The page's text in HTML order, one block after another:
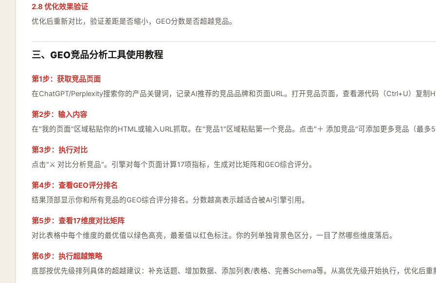
2.8 优化效果验证
优化后重新对比，验证差距是否缩小，GEO分数是否超越竞品。
三、GEO竞品分析工具使用教程
第1步：获取竞品页面
在ChatGPT/Perplexity搜索你的产品关键词，记录AI推荐的竞品品牌和页面URL。打开竞品页面，查看源代码（Ctrl+U）复制
第2步：输入内容
在"我的页面"区域粘贴你的HTML或输入URL抓取。在"竞品1"区域粘贴第一个竞品。点击"＋ 添加竞品"可添加更多竞品（最多5
第3步：执行对比
点击"⚔️ 对比分析竞品"。引擎对每个页面计算17项指标，生成对比矩阵和GEO综合评分。
第4步：查看GEO评分排名
结果顶部显示你和所有竞品的GEO综合评分排名。分数越高表示越适合被AI引擎引用。
第5步：查看17维度对比矩阵
对比表格中每个维度的最优值以绿色高亮，最差值以红色标注。你的列单独背景色区分，一目了然哪些维度落后。
第6步：执行超越策略
底部按优先级排列具体的超越建议：补充话题、增加数据、添加列表/表格、完善Schema等。从高优先级开始执行，优化后重